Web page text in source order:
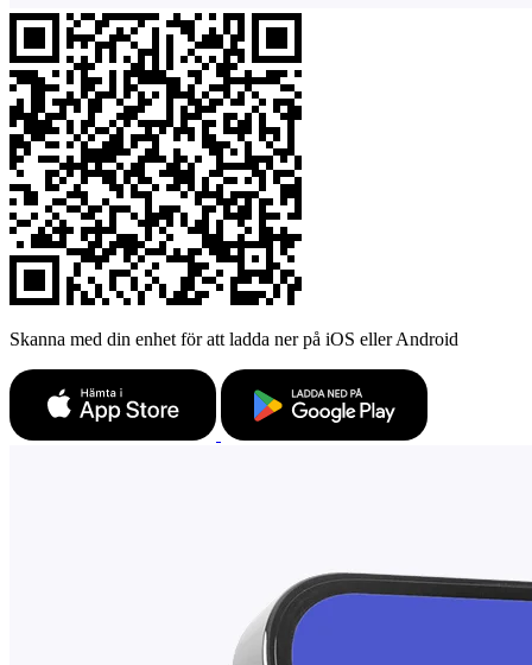
Skanna med din enhet för att ladda ner på iOS eller Android